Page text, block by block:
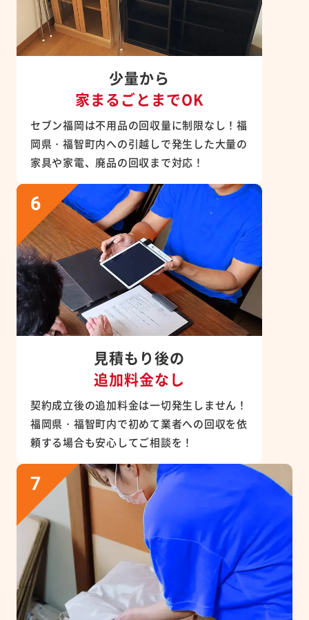
少量から
家まるごとまでOK
セブン福岡は不用品の回収量に制限なし！福
岡県・福智町内への引越しで発生した大量の
家具や家電、廃品の回収まで対応！
見積もり後の
追加料金なし
契約成立後の追加料金は一切発生しません！
福岡県・福智町内で初めて業者への回収を依
頼する場合も安心してご相談を！